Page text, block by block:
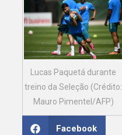
Lucas Paquetá durante
treino da Seleção (Crédito:
Mauro Pimentel/AFP)
Facebook